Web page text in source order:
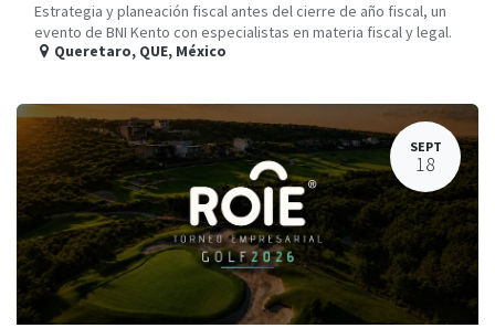
Estrategia y planeación fiscal antes del cierre de año fiscal, un
evento de BNI Kento con especialistas en materia fiscal y legal.
Queretaro, QUE, México
SEPT
18